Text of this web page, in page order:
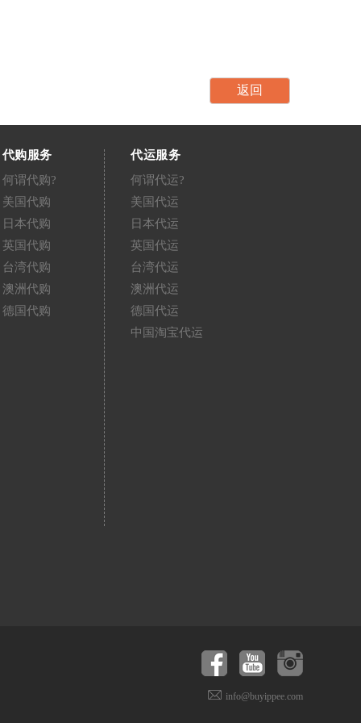
代购服务
何谓代购?
美国代购
日本代购
英国代购
台湾代购
澳洲代购
德国代购
代运服务
何谓代运?
美国代运
日本代运
英国代运
台湾代运
澳洲代运
德国代运
中国淘宝代运
info@buyippee.com